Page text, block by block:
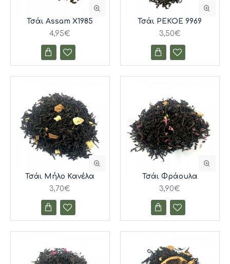
Τσάι Assam X1985
4,95€
Τσάι PEKOE 9969
3,50€
Τσάι Μήλο Κανέλα
3,70€
Τσάι Φράουλα
3,90€